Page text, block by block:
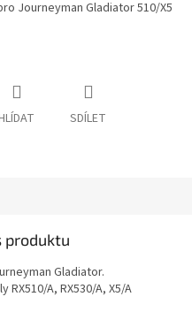
Journeyman Gladiator 510/X5
SDÍLET
produktu
Gladiator.
RX510/A, RX530/A, X5/A